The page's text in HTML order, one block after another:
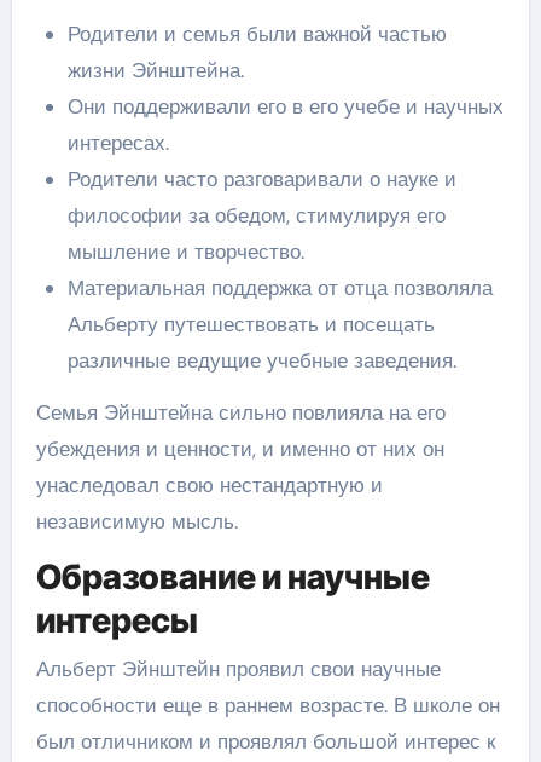
Родители и семья были важной частью
жизни Эйнштейна.
Они поддерживали его в его учебе и научных
интересах.
Родители часто разговаривали о науке и
философии за обедом, стимулируя его
мышление и творчество.
Материальная поддержка от отца позволяла
Альберту путешествовать и посещать
различные ведущие учебные заведения.
Семья Эйнштейна сильно повлияла на его
убеждения и ценности, и именно от них он
унаследовал свою нестандартную и
независимую мысль.
Образование и научные
интересы
Альберт Эйнштейн проявил свои научные
способности еще в раннем возрасте. В школе он
был отличником и проявлял большой интерес к